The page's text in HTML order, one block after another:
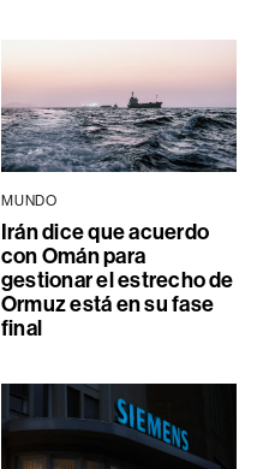
MUNDO
Irán dice que acuerdo
con Omán para
gestionar el estrecho de
Ormuz está en su fase
final